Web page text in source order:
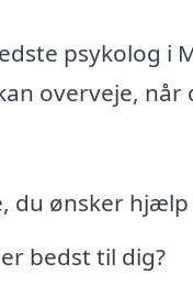
psykolog i
overveje, når
du ønsker hjælp
bedst til dig?